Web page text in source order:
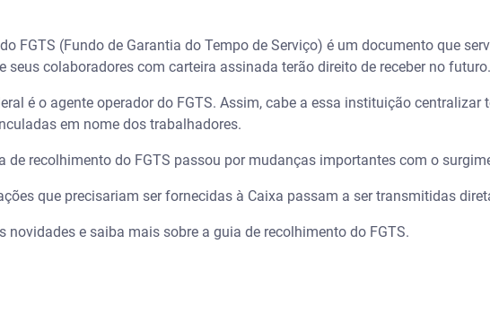
recolhimento do FGTS
de recolhimento do FGTS
para as empresas que não recolhem o FGTS adequadamente?
FGTS (Fundo de Garantia do Tempo de Serviço) é um documento que
seus colaboradores com carteira assinada terão direito de receber no futuro.
é o agente operador do FGTS. Assim, cabe a essa instituição
em nome dos trabalhadores.
de recolhimento do FGTS passou por mudanças importantes com o
que precisariam ser fornecidas à Caixa passam a ser transmitidas
novidades e saiba mais sobre a guia de recolhimento do FGTS.